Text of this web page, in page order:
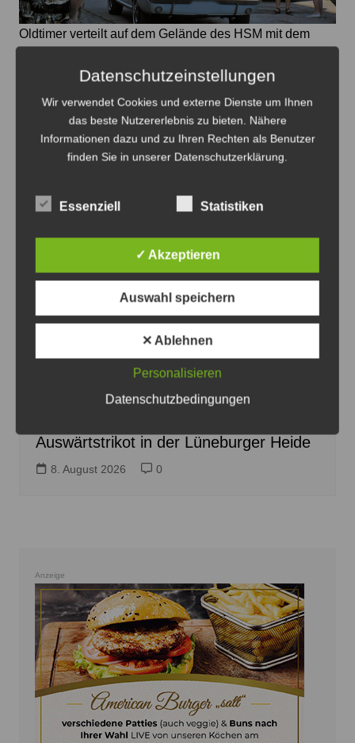
Oldtimer verteilt auf dem Gelände des HSM mit dem
Oldtimertag im Straßenbahn-Museum
2026
8. August 2026 0
Das neue Recken-Auswärtstrikot erinnert an die Heide -
Auswärtstrikot in der Lüneburger Heide
8. August 2026 0
Anzeige
Datenschutzeinstellungen
Wir verwendet Cookies und externe Dienste um Ihnen
das beste Nutzererlebnis zu bieten. Nähere
Informationen dazu und zu Ihren Rechten als Benutzer
finden Sie in unserer Datenschutzerklärung.
Essenziell Statistiken
✓ Akzeptieren
Auswahl speichern
✕ Ablehnen
Personalisieren
Datenschutzbedingungen